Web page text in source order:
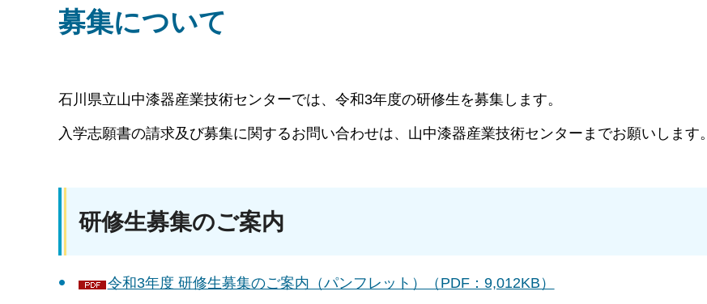
募集について
石川県立山中漆器産業技術センターでは、令和3年度の研修生を募集します。
入学志願書の請求及び募集に関するお問い合わせは、山中漆器産業技術センターまでお願いします。
研修生募集のご案内
令和3年度 研修生募集のご案内（パンフレット）（PDF：9,012KB）